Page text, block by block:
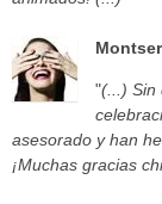
"(...) Sin
asesorado y han
¡Muchas gracias